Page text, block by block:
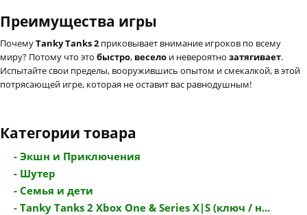
Преимущества игры
ПочемуTanky Tanks 2 приковывает внимание игроков по всему
миру? Потому что это быстро, весело и невероятно затягивает.
Испытайте свои пределы, вооружившись опытом и смекалкой, в этой
потрясающей игре, которая не оставит вас равнодушным!
Категории товара
- Экшн и Приключения
- Шутер
- Семья и дети
- Tanky Tanks 2 Xbox One & Series X|S (ключ / н...